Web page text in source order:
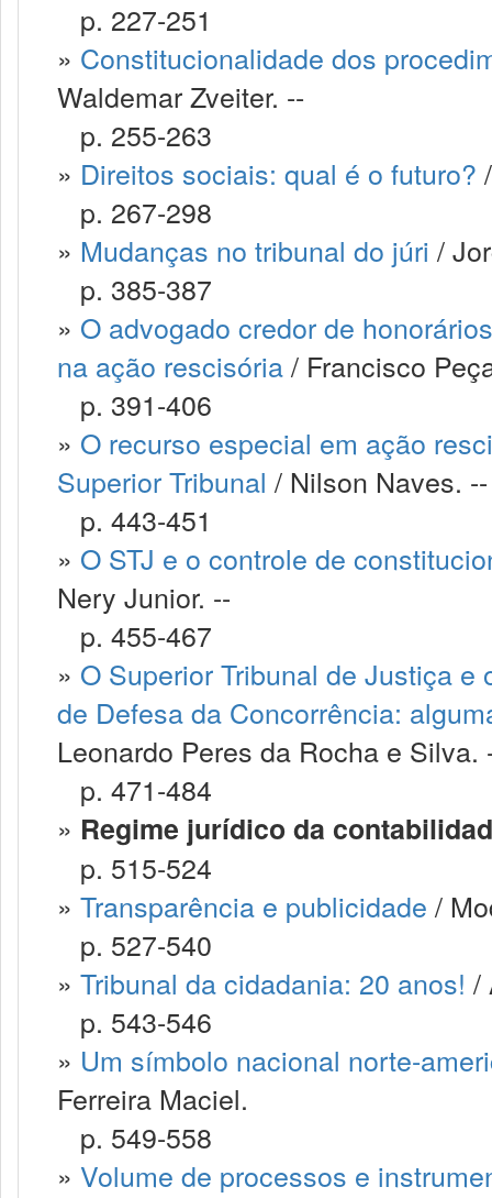
p. 227-251
» Constitucionalidade dos
Waldemar Zveiter. --
p. 255-263
» Direitos sociais: qual é o futuro?
p. 267-298
» Mudanças no tribunal do júri /
p. 385-387
» O advogado credor de
na ação rescisória/ Francisco
p. 391-406
» O recurso especial em ação
Superior Tribunal / Nilson Naves. --
p. 443-451
» O STJ e o controle de
Nery Junior. --
p. 455-467
» O Superior Tribunal de Justiça
de Defesa da Concorrência:
Leonardo Peres da Rocha e Silva.
p. 471-484
» Regime jurídico da
p. 515-524
» Transparência e publicidade /
p. 527-540
» Tribunal da cidadania: 20 anos! /
p. 543-546
» Um símbolo nacional norte-
Ferreira Maciel.
p. 549-558
» Volume de processos e